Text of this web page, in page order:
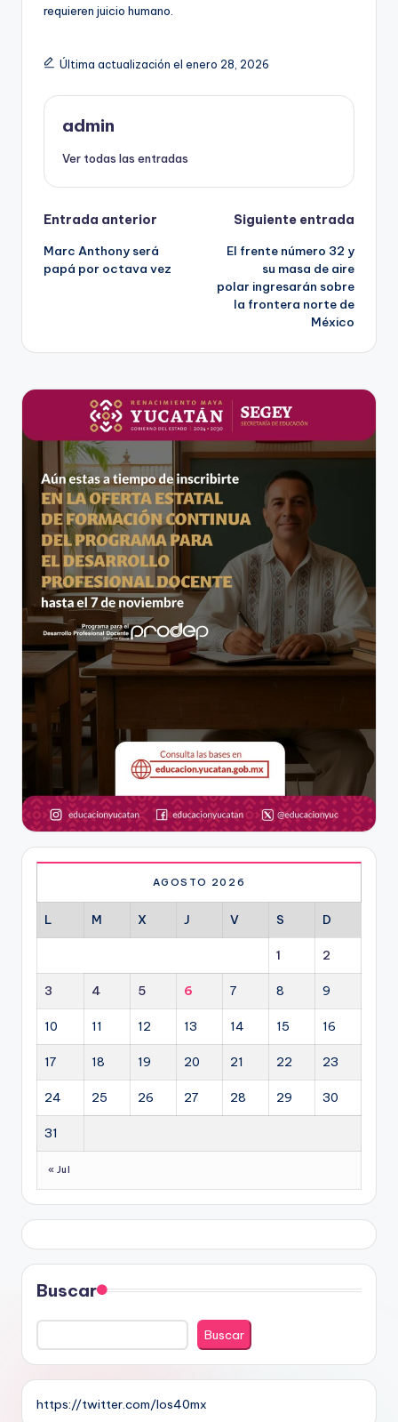
requieren juicio humano.
Última actualización el enero 28, 2026
admin
Ver todas las entradas
Navegación
de
Entrada anterior
Marc Anthony será
papá por octava vez
Siguiente entrada
El frente número 32 y
su masa de aire
polar ingresarán sobre
la frontera norte de
México
AGOSTO 2026
L M X J V S D
1 2
3 4 5 6 7 8 9
10 11 12 13 14 15 16
17 18 19 20 21 22 23
24 25 26 27 28 29 30
31
« Jul
Buscar
Buscar
https://twitter.com/los40mx